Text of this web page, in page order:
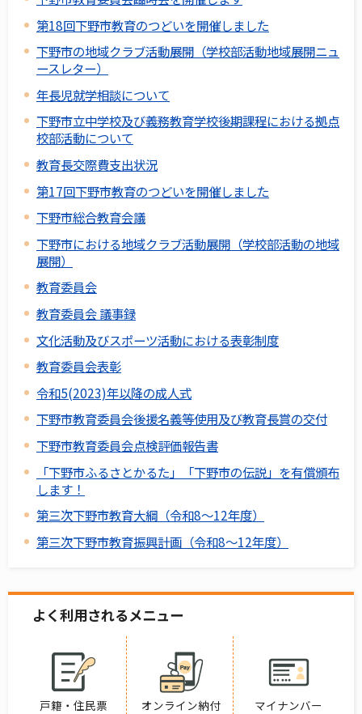
第18回下野市教育のつどいを開催しました
下野市の地域クラブ活動展開（学校部活動地域展開ニュ
ースレター）
年長児就学相談について
下野市立中学校及び義務教育学校後期課程における拠点
校部活動について
教育長交際費支出状況
第17回下野市教育のつどいを開催しました
下野市総合教育会議
下野市における地域クラブ活動展開（学校部活動の地域
展開）
教育委員会
教育委員会 議事録
文化活動及びスポーツ活動における表彰制度
教育委員会表彰
令和5(2023)年以降の成人式
下野市教育委員会後援名義等使用及び教育長賞の交付
下野市教育委員会点検評価報告書
「下野市ふるさとかるた」「下野市の伝説」を有償頒布
します！
第三次下野市教育大綱（令和8～12年度）
第三次下野市教育振興計画（令和8～12年度）
よく利用されるメニュー
戸籍・住民票 オンライン納付 マイナンバー